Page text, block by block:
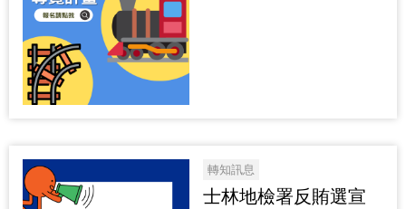
轉知訊息
士林地檢署反賄選宣